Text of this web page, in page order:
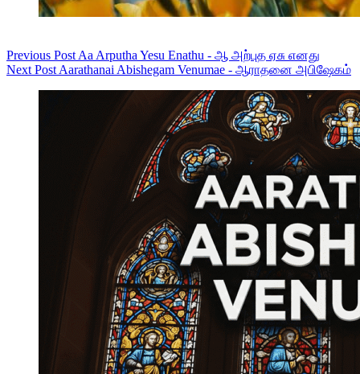
Previous Post Aa Arputha Yesu Enathu - ஆ அற்புத ஏசு எனது
Next Post Aarathanai Abishegam Venumae - ஆராதனை அபிஷேகம்